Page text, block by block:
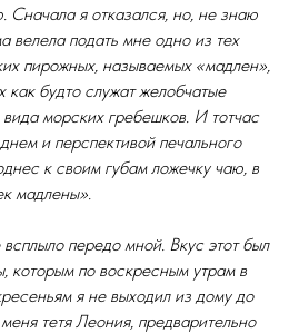
Сначала я отказался, но, не знаю
велела подать мне одно из тех
пирожных, называемых «мадлен»,
как будто служат желобчатые
морских гребешков. И тотчас
и перспективой печального
к своим губам ложечку чаю, в
мадлены».
передо мной. Вкус этот был
которым по воскресным утрам в
я не выходил из дому до
тетя Леония, предварительно